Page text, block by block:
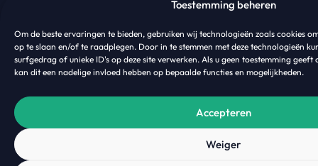
Toestemming beheren
Om de beste ervaringen te bieden, gebruiken wij technologieën zoals cookies
op te slaan en/of te raadplegen. Door in te stemmen met deze technologieën
surfgedrag of unieke ID's op deze site verwerken. Als u geen toestemming
kan dit een nadelige invloed hebben op bepaalde functies en mogelijkheden.
Accepteren
Weiger